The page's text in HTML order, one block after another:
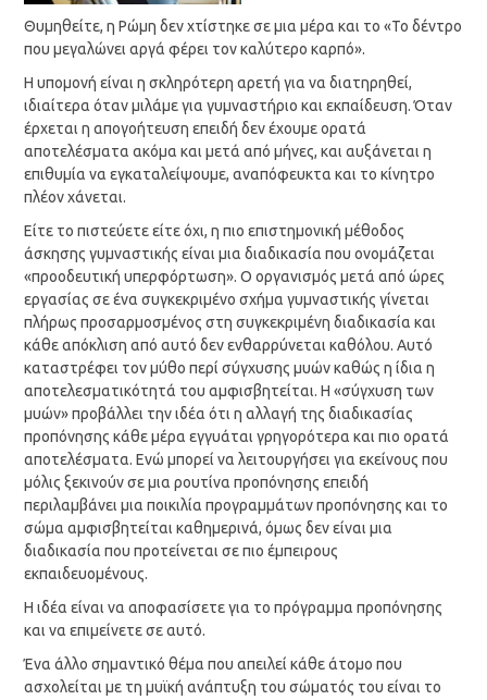
Θυμηθείτε, η Ρώμη δεν χτίστηκε σε μια μέρα και το «Το δέντρο
που μεγαλώνει αργά φέρει τον καλύτερο καρπό».
Η υπομονή είναι η σκληρότερη αρετή για να διατηρηθεί,
ιδιαίτερα όταν μιλάμε για γυμναστήριο και εκπαίδευση. Όταν
έρχεται η απογοήτευση επειδή δεν έχουμε ορατά
αποτελέσματα ακόμα και μετά από μήνες, και αυξάνεται η
επιθυμία να εγκαταλείψουμε, αναπόφευκτα και το κίνητρο
πλέον χάνεται.
Είτε το πιστεύετε είτε όχι, η πιο επιστημονική μέθοδος
άσκησης γυμναστικής είναι μια διαδικασία που ονομάζεται
«προοδευτική υπερφόρτωση». Ο οργανισμός μετά από ώρες
εργασίας σε ένα συγκεκριμένο σχήμα γυμναστικής γίνεται
πλήρως προσαρμοσμένος στη συγκεκριμένη διαδικασία και
κάθε απόκλιση από αυτό δεν ενθαρρύνεται καθόλου. Αυτό
καταστρέφει τον μύθο περί σύγχυσης μυών καθώς η ίδια η
αποτελεσματικότητά του αμφισβητείται. Η «σύγχυση των
μυών» προβάλλει την ιδέα ότι η αλλαγή της διαδικασίας
προπόνησης κάθε μέρα εγγυάται γρηγορότερα και πιο ορατά
αποτελέσματα. Ενώ μπορεί να λειτουργήσει για εκείνους που
μόλις ξεκινούν σε μια ρουτίνα προπόνησης επειδή
περιλαμβάνει μια ποικιλία προγραμμάτων προπόνησης και το
σώμα αμφισβητείται καθημερινά, όμως δεν είναι μια
διαδικασία που προτείνεται σε πιο έμπειρους
εκπαιδευομένους.
Η ιδέα είναι να αποφασίσετε για το πρόγραμμα προπόνησης
και να επιμείνετε σε αυτό.
Ένα άλλο σημαντικό θέμα που απειλεί κάθε άτομο που
ασχολείται με τη μυϊκή ανάπτυξη του σώματός του είναι το